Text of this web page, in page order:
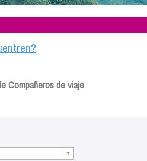
Compañeros de viaje